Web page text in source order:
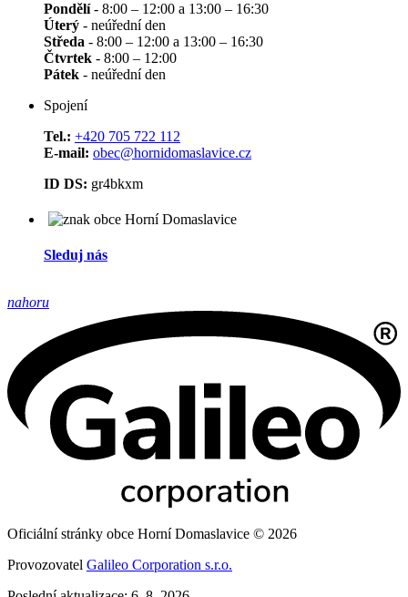
Pondělí- 8:00 – 12:00 a 13:00 – 16:30
Úterý - neúřední den
Středa - 8:00 – 12:00 a 13:00 – 16:30
Čtvrtek - 8:00 – 12:00
Pátek - neúřední den
Spojení
Tel.: +420 705 722 112
E-mail: obec@hornidomaslavice.cz
ID DS: gr4bkxm
Sleduj nás
nahoru
Oficiální stránky obce Horní Domaslavice © 2026
Provozovatel Galileo Corporation s.r.o.